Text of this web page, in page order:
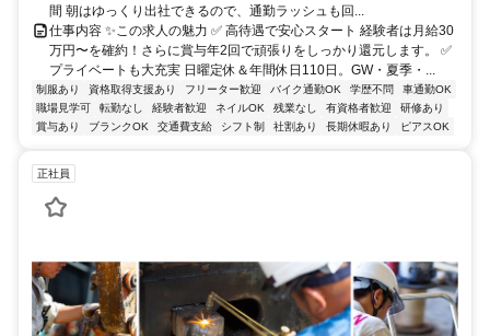
間 朝はゆっくり出社できるので、通勤ラッシュも回...
仕事内容 ✨この求人の魅力 ✅ 高待遇で安心スタート 経験者は月給30
万円〜を確約！さらに賞与年2回で頑張りをしっかり還元します。 ✅
プライベートも大充実 日曜定休＆年間休日110日。GW・夏季・...
制服あり 資格取得支援あり フリーター歓迎 バイク通勤OK 学歴不問
車通勤OK
職場見学可
転勤なし 経験者歓迎 ネイルOK 残業なし 有資格者歓迎
研修あり
賞与あり
ブランクOK 交通費支給 シフト制 社割あり 長期休暇あり ピアスOK
正社員